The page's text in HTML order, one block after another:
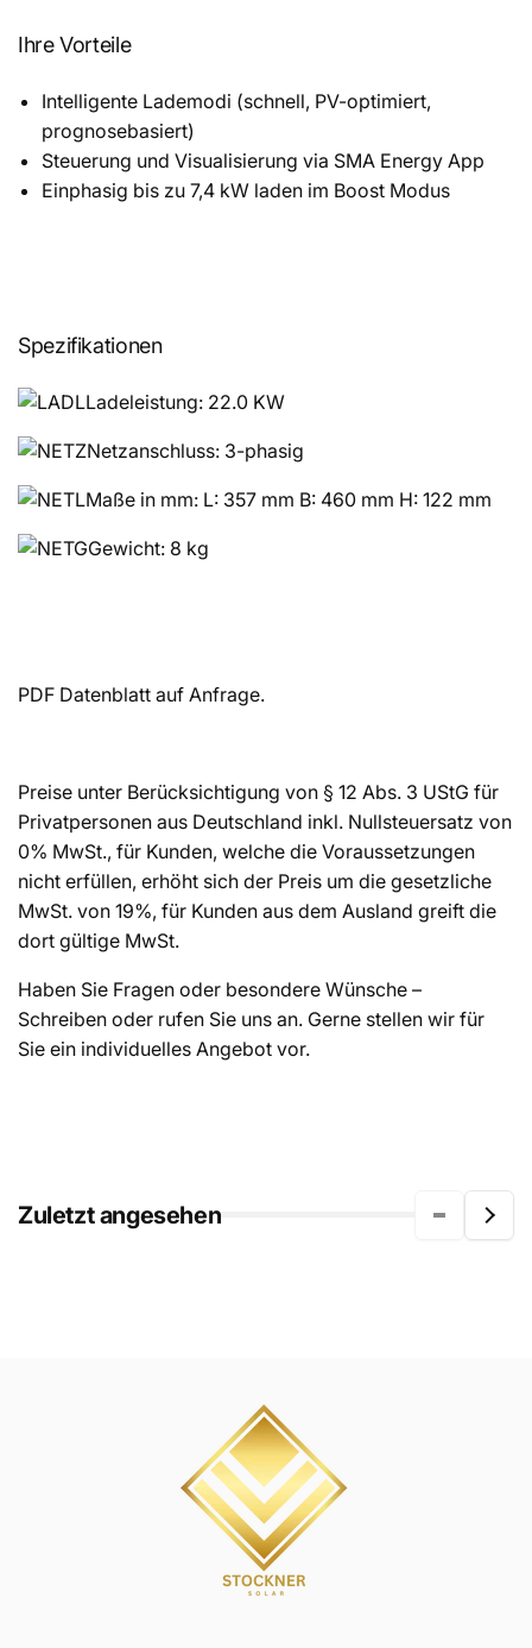
Ihre Vorteile
Intelligente Lademodi (schnell, PV-optimiert,
prognosebasiert)
Steuerung und Visualisierung via SMA Energy App
Einphasig bis zu 7,4 kW laden im Boost Modus
Spezifikationen
Ladeleistung: 22.0 KW
Netzanschluss: 3-phasig
Maße in mm: L: 357 mm B: 460 mm H: 122 mm
Gewicht: 8 kg
PDF Datenblatt auf Anfrage.
Preise unter Berücksichtigung von § 12 Abs. 3 UStG für
Privatpersonen aus Deutschland inkl. Nullsteuersatz von
0% MwSt., für Kunden, welche die Voraussetzungen
nicht erfüllen, erhöht sich der Preis um die gesetzliche
MwSt. von 19%, für Kunden aus dem Ausland greift die
dort gültige MwSt.
Haben Sie Fragen oder besondere Wünsche –
Schreiben oder rufen Sie uns an. Gerne stellen wir für
Sie ein individuelles Angebot vor.
Zuletzt angesehen